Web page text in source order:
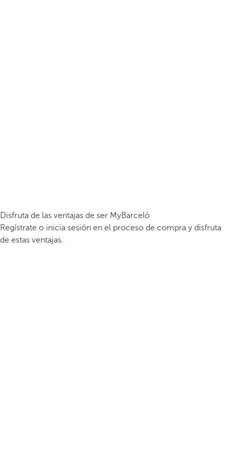
Disfruta de las ventajas de ser MyBarceló
Regístrate o inicia sesión en el proceso de compra y disfruta
de estas ventajas.